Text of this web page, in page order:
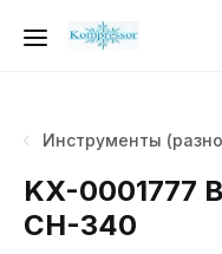
Инструменты
KX-0001777
СН-340